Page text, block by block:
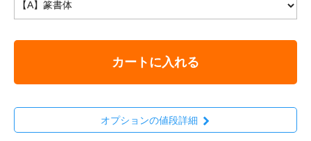
カートに入れる
オプションの値段詳細